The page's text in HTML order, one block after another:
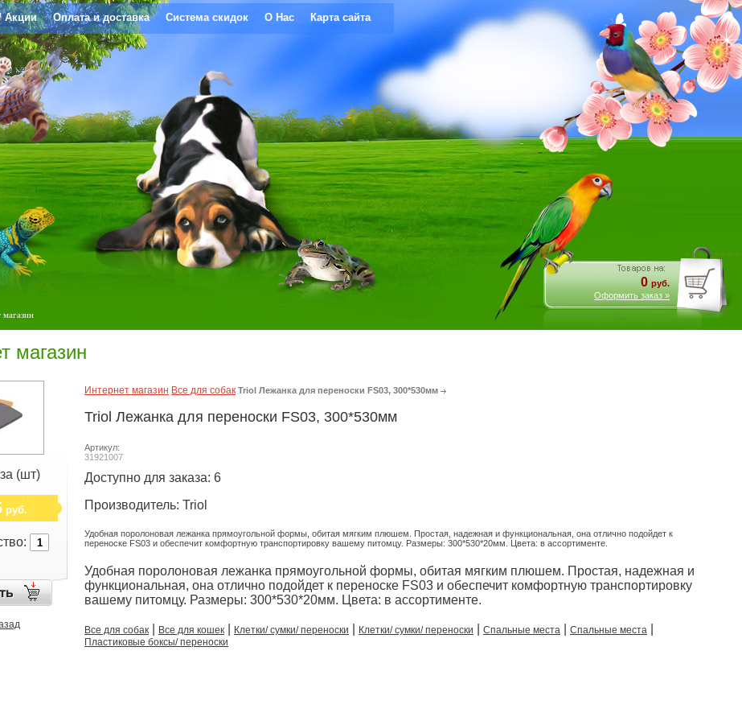
Акции Оплата и доставка Система скидок О Нас Карта сайта
0 руб.
Оформить заказ »
магазин
магазин
(шт)
руб.
Интернет магазин Все для собак Triol Лежанка для переноски FS03, 300*530мм
Triol Лежанка для переноски FS03, 300*530мм
Артикул:
31921007
Доступно для заказа: 6
Производитель: Triol
Удобная поролоновая лежанка прямоугольной формы, обитая мягким плюшем. Простая, надежная и функциональная, она отлично подойдет к
переноске FS03 и обеспечит комфортную транспортировку вашему питомцу. Размеры: 300*530*20мм. Цвета: в ассортименте.
Удобная поролоновая лежанка прямоугольной формы, обитая мягким плюшем. Простая, надежная и
функциональная, она отлично подойдет к переноске FS03 и обеспечит комфортную транспортировку
вашему питомцу. Размеры: 300*530*20мм. Цвета: в ассортименте.
Все для собак Все для кошек Клетки/ сумки/ переноски Клетки/ сумки/ переноски Спальные места Спальные места
Пластиковые боксы/ переноски